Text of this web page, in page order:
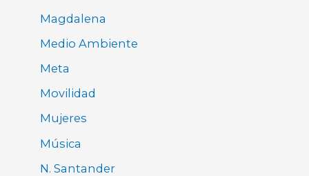
Magdalena
Medio Ambiente
Meta
Movilidad
Mujeres
Música
N. Santander